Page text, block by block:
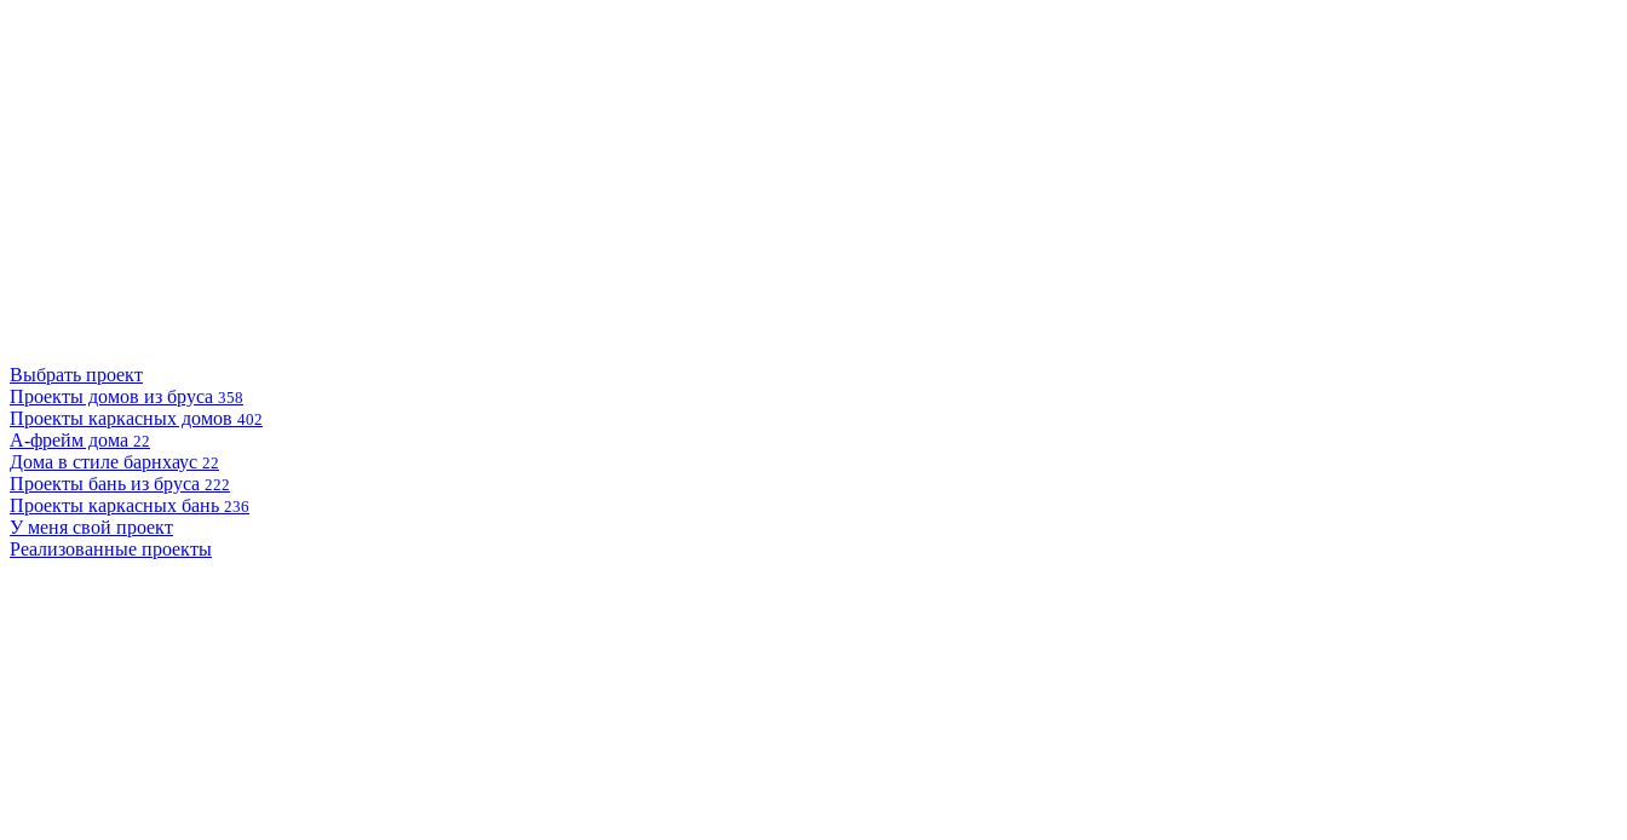
Выбрать проект
Проекты домов из бруса 358
Проекты каркасных домов 402
А-фрейм дома 22
Дома в стиле барнхаус 22
Проекты бань из бруса 222
Проекты каркасных бань 236
У меня свой проект
Реализованные проекты